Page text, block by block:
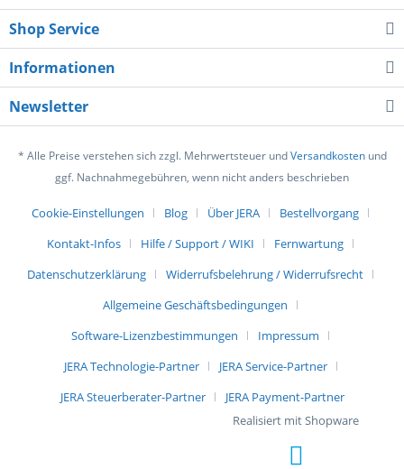
Shop Service
Informationen
Newsletter
* Alle Preise verstehen sich zzgl. Mehrwertsteuer undVersandkostenund
ggf. Nachnahmegebühren, wenn nicht anders beschrieben
Cookie-Einstellungen Blog Über JERA
Bestellvorgang
Kontakt-Infos
Hilfe / Support / WIKI
Fernwartung
Datenschutzerklärung
Widerrufsbelehrung / Widerrufsrecht
Allgemeine Geschäftsbedingungen
Software-Lizenzbestimmungen
Impressum
JERA Technologie-Partner
JERA Service-Partner
JERA Steuerberater-Partner
JERA Payment-Partner
Realisiert mit Shopware